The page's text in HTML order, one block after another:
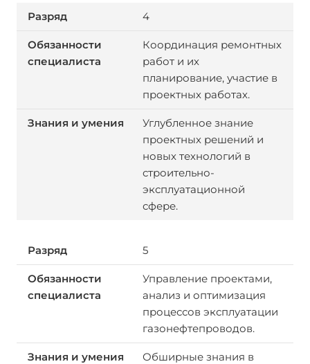
4
Координация ремонтных
работ и их
планирование, участие в
проектных работах.
Углубленное знание
проектных решений и
новых технологий в
строительно-
эксплуатационной
сфере.
5
Управление проектами,
анализ и оптимизация
процессов эксплуатации
газонефтепроводов.
Обширные знания в